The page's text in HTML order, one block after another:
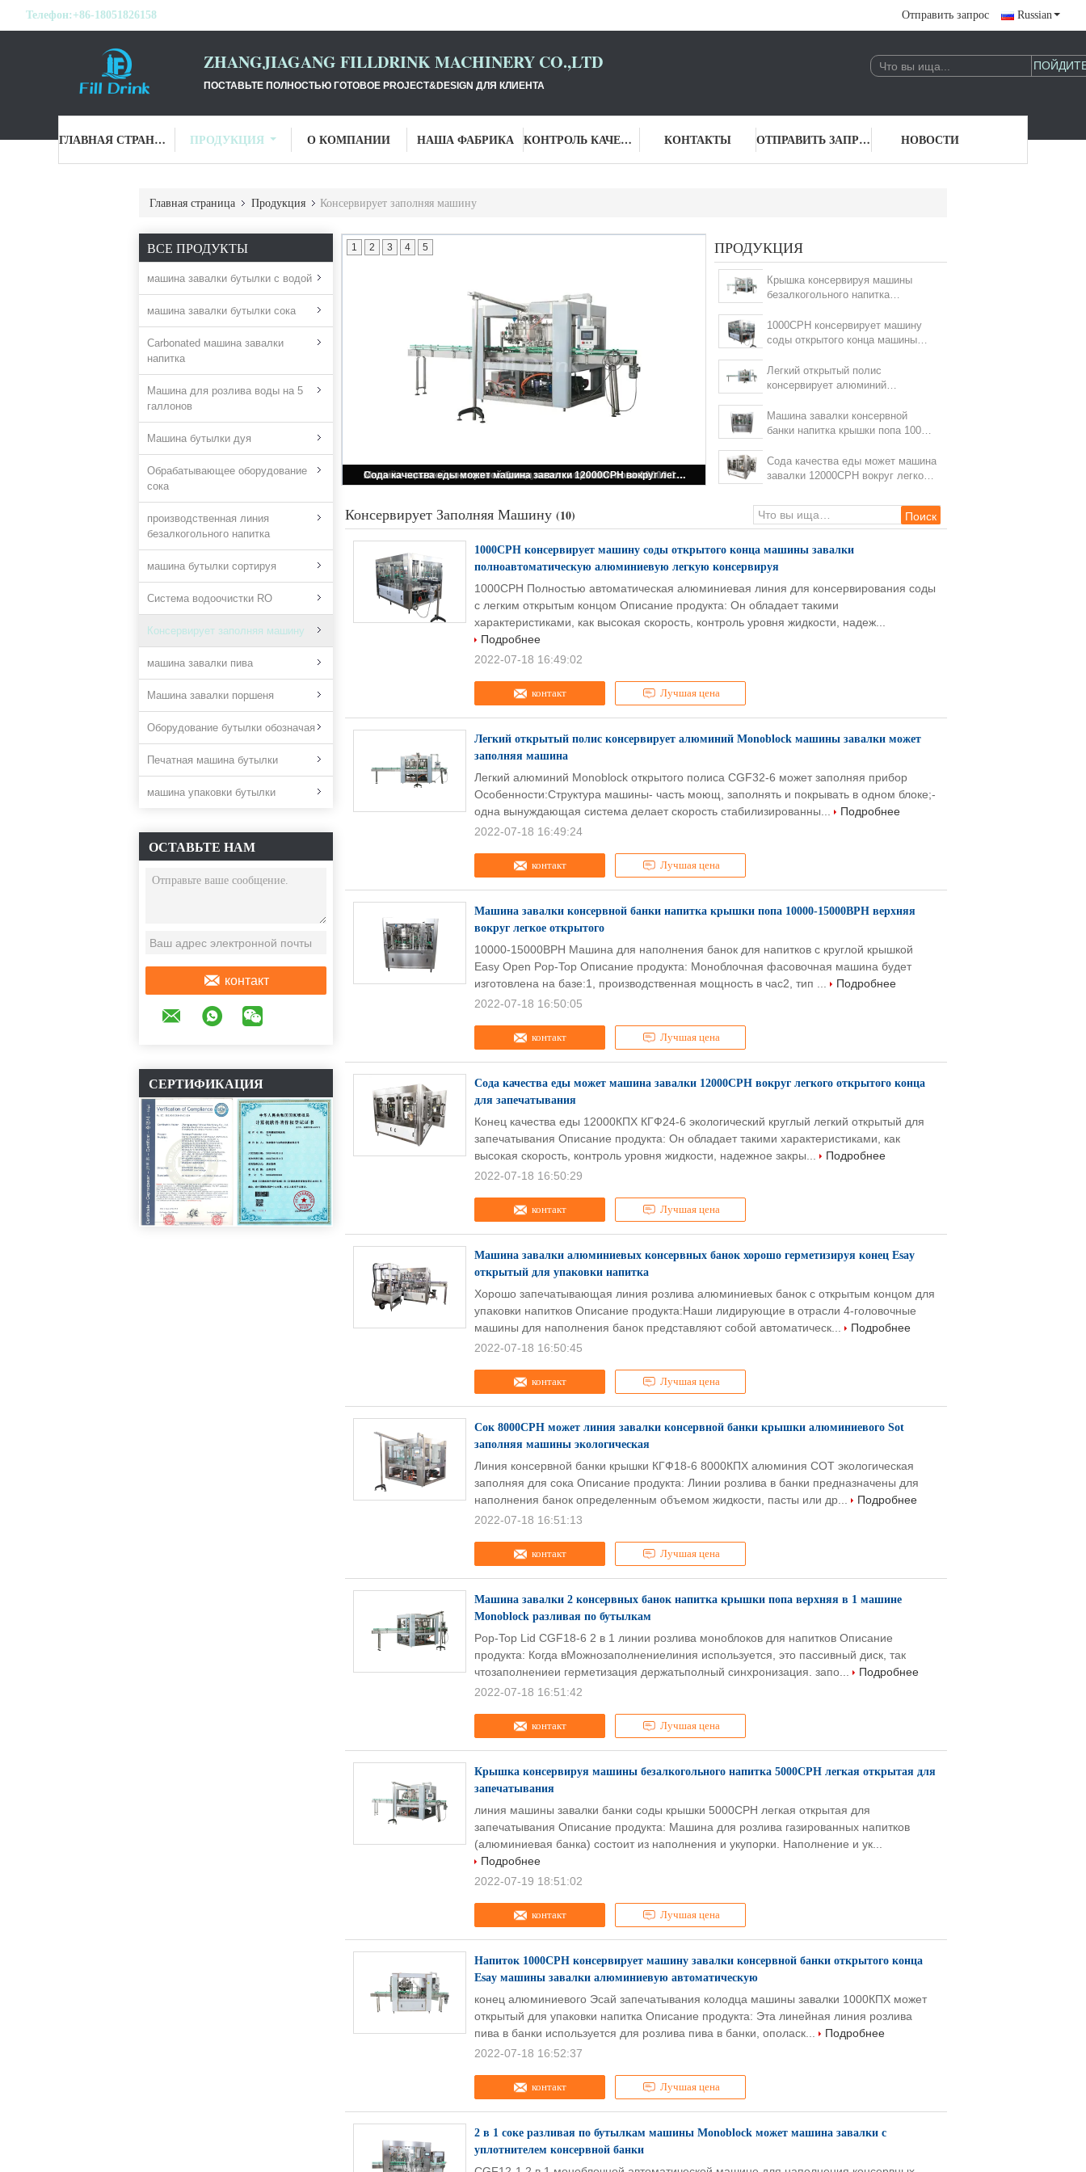
Телефон: +86-18051826158 Отправить запрос Russian
ZHANGJIAGANG FILLDRINK MACHINERY CO.,LTD
ПОСТАВЬТЕ ПОЛНОСТЬЮ ГОТОВОЕ PROJECT&DESIGN ДЛЯ КЛИЕНТА
ГЛАВНАЯ СТРАНИЦА ПРОДУКЦИЯ О КОМПАНИИ НАША ФАБРИКА КОНТРОЛЬ КАЧЕСТВА КОНТАКТЫ ОТПРАВИТЬ ЗАПРОС НОВОСТИ
Главная страница Продукция Консервирует заполняя машину
ВСЕ ПРОДУКТЫ
машина завалки бутылки с водой
машина завалки бутылки сока
Carbonated машина завалки
напитка
Машина для розлива воды на 5
галлонов
Машина бутылки дуя
Обрабатывающее оборудование
сока
производственная линия
безалкогольного напитка
машина бутылки сортируя
Система водоочистки RO
Консервирует заполняя машину
машина завалки пива
Машина завалки поршеня
Оборудование бутылки обозначая
Печатная машина бутылки
машина упаковки бутылки
ОСТАВЬТЕ НАМ
СООБЩЕНИЕ
контакт
СЕРТИФИКАЦИЯ
Крышка консервируя машины безалкогольного напитка 5000CPH легкая открытая для запечатывания
1 2 3 4 5 ПРОДУКЦИЯ
Крышка консервируя машины
безалкогольного напитка
запечатывания
1000CPH консервирует машину
соды открытого конца машины
алюминиевую легкую
консервируя
Легкий открытый полис
консервирует алюминий
заполняя машина
Машина завалки консервной
банки напитка крышки попа 10000-
открытого
Сода качества еды может машина
завалки 12000CPH вокруг легкого
запечатывания
Консервирует Заполняя Машину (10)
1000CPH консервирует машину соды открытого конца машины завалки
полноавтоматическую алюминиевую легкую консервируя
контакт Лучшая цена
1000CPH Полностью автоматическая алюминиевая линия для консервирования соды
с легким открытым концом Описание продукта: Он обладает такими
характеристиками, как высокая скорость, контроль уровня жидкости, надеж...
Подробнее
2022-07-18 16:49:02
Легкий открытый полис консервирует алюминий Monoblock машины завалки может
заполняя машина
контакт Лучшая цена
Легкий алюминий Monoblock открытого полиса CGF32-6 может заполняя прибор
Особенности:Структура машины- часть моющ, заполнять и покрывать в одном блоке;-
одна вынуждающая система делает скорость стабилизированны...
Подробнее
2022-07-18 16:49:24
Машина завалки консервной банки напитка крышки попа 10000-15000BPH верхняя
вокруг легкое открытого
контакт Лучшая цена
10000-15000BPH Машина для наполнения банок для напитков с круглой крышкой
Easy Open Pop-Top Описание продукта: Моноблочная фасовочная машина будет
изготовлена ​​на базе:1, производственная мощность в час2, тип ...
Подробнее
2022-07-18 16:50:05
Сода качества еды может машина завалки 12000CPH вокруг легкого открытого конца
для запечатывания
контакт Лучшая цена
Конец качества еды 12000КПХ КГФ24-6 экологический круглый легкий открытый для
запечатывания Описание продукта: Он обладает такими характеристиками, как
высокая скорость, контроль уровня жидкости, надежное закры...
Подробнее
2022-07-18 16:50:29
Машина завалки алюминиевых консервных банок хорошо герметизируя конец Esay
открытый для упаковки напитка
контакт Лучшая цена
Хорошо запечатывающая линия розлива алюминиевых банок с открытым концом для
упаковки напитков Описание продукта:Наши лидирующие в отрасли 4-головочные
машины для наполнения банок представляют собой автоматическ...
Подробнее
2022-07-18 16:50:45
Сок 8000CPH может линия завалки консервной банки крышки алюминиевого Sot
заполняя машины экологическая
контакт Лучшая цена
Линия консервной банки крышки КГФ18-6 8000КПХ алюминия СОТ экологическая
заполняя для сока Описание продукта: Линии розлива в банки предназначены для
наполнения банок определенным объемом жидкости, пасты или др...
Подробнее
2022-07-18 16:51:13
Машина завалки 2 консервных банок напитка крышки попа верхняя в 1 машине
Monoblock разливая по бутылкам
контакт Лучшая цена
Pop-Top Lid CGF18-6 2 в 1 линии розлива моноблоков для напитков Описание
продукта: Когда вМожнозаполнениелиния используется, это пассивный диск, так
чтозаполнениеи герметизация держатьполный синхронизация. запо...
Подробнее
2022-07-18 16:51:42
Крышка консервируя машины безалкогольного напитка 5000CPH легкая открытая для
запечатывания
контакт Лучшая цена
линия машины завалки банки соды крышки 5000CPH легкая открытая для
запечатывания Описание продукта: Машина для розлива газированных напитков
(алюминиевая банка) состоит из наполнения и укупорки. Наполнение и ук...
Подробнее
2022-07-19 18:51:02
Напиток 1000CPH консервирует машину завалки консервной банки открытого конца
Esay машины завалки алюминиевую автоматическую
контакт Лучшая цена
конец алюминиевого Эсай запечатывания колодца машины завалки 1000КПХ может
открытый для упаковки напитка Описание продукта: Эта линейная линия розлива
пива в банки используется для розлива пива в банки, ополаск...
Подробнее
2022-07-18 16:52:37
2 в 1 соке разливая по бутылкам машины Monoblock может машина завалки с
уплотнителем консервной банки